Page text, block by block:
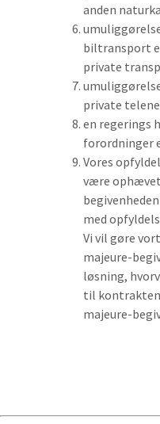
anden
biltransport
private
private
en regerings
forordninger
Vores
være ophævet
med
Vi vil gøre
majeure-
løsning,
til kontrakten
majeure-